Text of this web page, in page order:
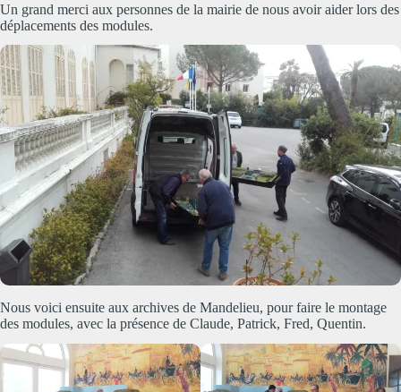
Un grand merci aux personnes de la mairie de nous avoir aider lors des
déplacements des modules.
Nous voici ensuite aux archives de Mandelieu, pour faire le montage
des modules, avec la présence de Claude, Patrick, Fred, Quentin.